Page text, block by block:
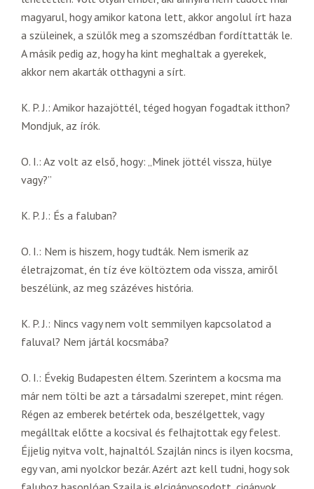
magyarul, hogy amikor katona lett, akkor angolul írt haza
a szüleinek, a szülők meg a szomszédban fordíttatták le.
A másik pedig az, hogy ha kint meghaltak a gyerekek,
akkor nem akarták otthagyni a sírt.
K. P. J.: Amikor hazajöttél, téged hogyan fogadtak itthon?
Mondjuk, az írók.
O. I.: Az volt az első, hogy: „Minek jöttél vissza, hülye
vagy?”
K. P. J.: És a faluban?
O. I.: Nem is hiszem, hogy tudták. Nem ismerik az
életrajzomat, én tíz éve költöztem oda vissza, amiről
beszélünk, az meg százéves história.
K. P. J.: Nincs vagy nem volt semmilyen kapcsolatod a
faluval? Nem jártál kocsmába?
O. I.: Évekig Budapesten éltem. Szerintem a kocsma ma
már nem tölti be azt a társadalmi szerepet, mint régen.
Régen az emberek betértek oda, beszélgettek, vagy
megálltak előtte a kocsival és felhajtottak egy felest.
Éjjelig nyitva volt, hajnaltól. Szajlán nincs is ilyen kocsma,
egy van, ami nyolckor bezár. Azért azt kell tudni, hogy sok